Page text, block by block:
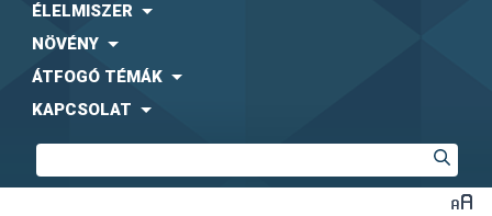
ÉLELMISZER
NÖVÉNY
ÁTFOGÓ TÉMÁK
KAPCSOLAT